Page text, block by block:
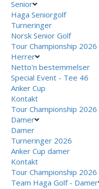
Senior
Haga Seniorgolf
Turneringer
Norsk Senior Golf
Tour Championship 2026
Herrer
Netto'n bestemmelser
Special Event - Tee 46
Anker Cup
Kontakt
Tour Championship 2026
Damer
Damer
Turneringer 2026
Anker Cup damer
Kontakt
Tour Championship 2026
Team Haga Golf - Damer